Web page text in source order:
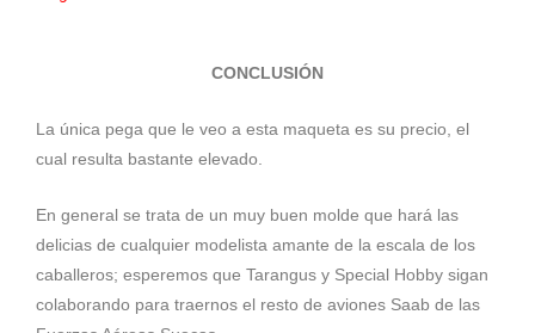
CONCLUSIÓN
La única pega que le veo a esta maqueta es su precio, el
cual resulta bastante elevado.
En general se trata de un muy buen molde que hará las
delicias de cualquier modelista amante de la escala de los
caballeros; esperemos que Tarangus y Special Hobby sigan
colaborando para traernos el resto de aviones Saab de las